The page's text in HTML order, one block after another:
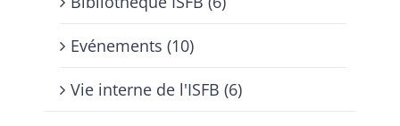
Evénements (10)
Vie interne de l'ISFB (6)